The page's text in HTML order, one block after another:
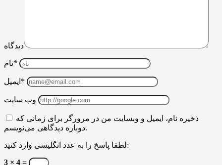
دیدگاه
نام*
ایمیل*
وب سایت
ذخیره نام، ایمیل و وبسایت من در مرورگر برای زمانی که
دوباره دیدگاهی می‌نویسم.
لطفا پاسخ را به عدد انگلیسی وارد کنید:
3 × 4 =